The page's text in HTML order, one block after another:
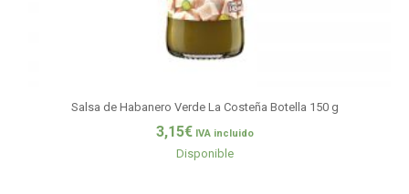
Salsa de Habanero Verde La Costeña Botella 150 g
3,15€ IVA incluido
Disponible